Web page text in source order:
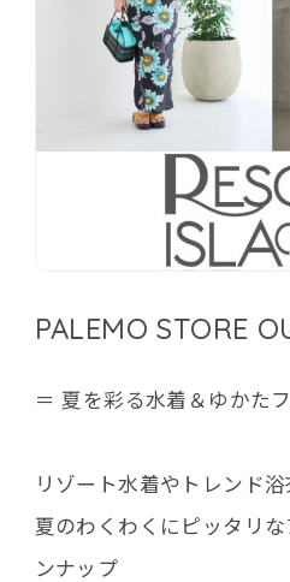
PALEMO STORE
＝ 夏を彩る水着＆ゆかた
リゾート水着やトレンド浴
夏のわくわくにピッタリ
ンナップ